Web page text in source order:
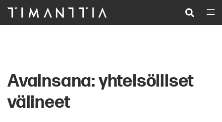
pääsisältöön
Search
Avainsana:yhteisölliset
välineet